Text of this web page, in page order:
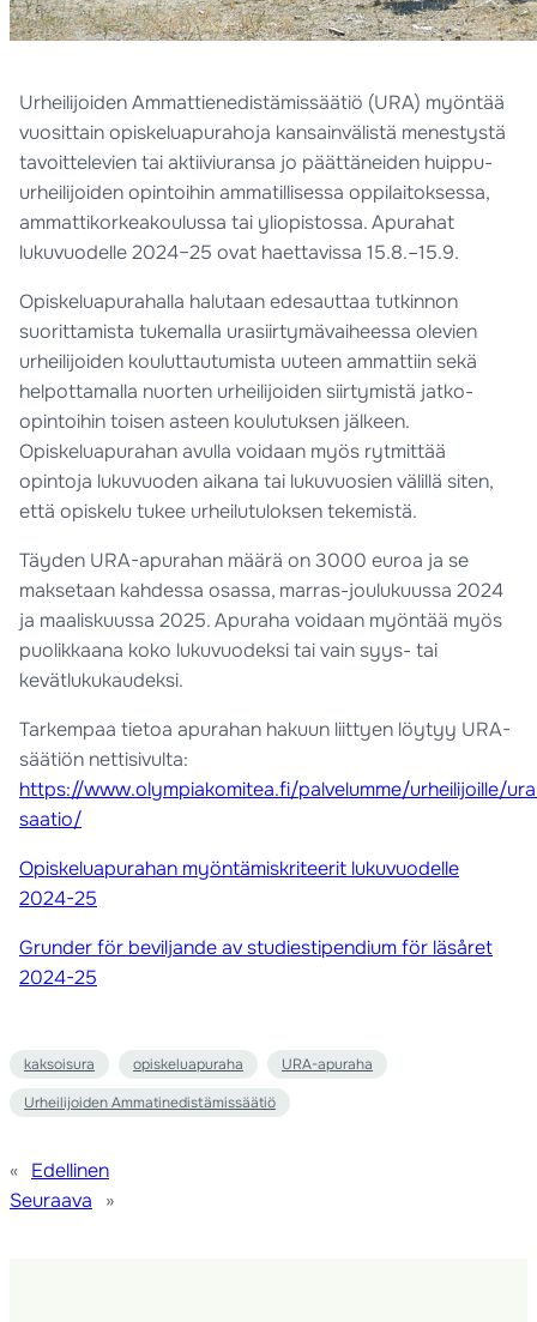
Urheilijoiden Ammattienedistämissäätiö (URA) myöntää
vuosittain opiskeluapurahoja kansainvälistä menestystä
tavoittelevien tai aktiiviuransa jo päättäneiden huippu-
urheilijoiden opintoihin ammatillisessa oppilaitoksessa,
ammattikorkeakoulussa tai yliopistossa. Apurahat
lukuvuodelle 2024–25 ovat haettavissa 15.8.–15.9.
Opiskeluapurahalla halutaan edesauttaa tutkinnon
suorittamista tukemalla urasiirtymävaiheessa olevien
urheilijoiden kouluttautumista uuteen ammattiin sekä
helpottamalla nuorten urheilijoiden siirtymistä jatko-
opintoihin toisen asteen koulutuksen jälkeen.
Opiskeluapurahan avulla voidaan myös rytmittää
opintoja lukuvuoden aikana tai lukuvuosien välillä siten,
että opiskelu tukee urheilutuloksen tekemistä.
Täyden URA-apurahan määrä on 3000 euroa ja se
maksetaan kahdessa osassa, marras-joulukuussa 2024
ja maaliskuussa 2025. Apuraha voidaan myöntää myös
puolikkaana koko lukuvuodeksi tai vain syys- tai
kevätlukukaudeksi.
Tarkempaa tietoa apurahan hakuun liittyen löytyy URA-
säätiön nettisivulta:
https://www.olympiakomitea.fi/palvelumme/urheilijoille/
saatio/
Opiskeluapurahan myöntämiskriteerit lukuvuodelle
2024-25
Grunder för beviljande av studiestipendium för läsåret
2024-25
kaksoisura opiskeluapuraha
URA-apuraha
Urheilijoiden Ammatinedistämissäätiö
« Edellinen
Seuraava
»